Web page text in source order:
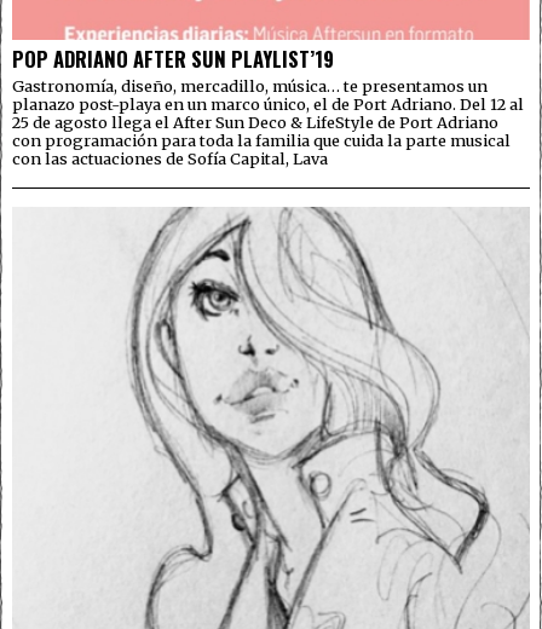
POP ADRIANO AFTER SUN PLAYLIST’19
Gastronomía, diseño, mercadillo, música… te presentamos un
planazo post-playa en un marco único, el de Port Adriano. Del 12 al
25 de agosto llega el After Sun Deco & LifeStyle de Port Adriano
con programación para toda la familia que cuida la parte musical
con las actuaciones de Sofía Capital, Lava